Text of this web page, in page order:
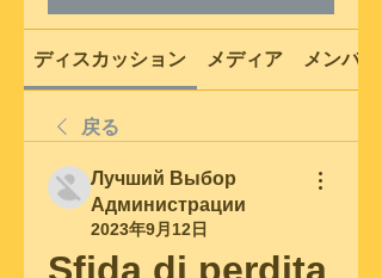
ディスカッション メディア メンバー
戻る
Лучший Выбор
Администрации
2023年9月12日